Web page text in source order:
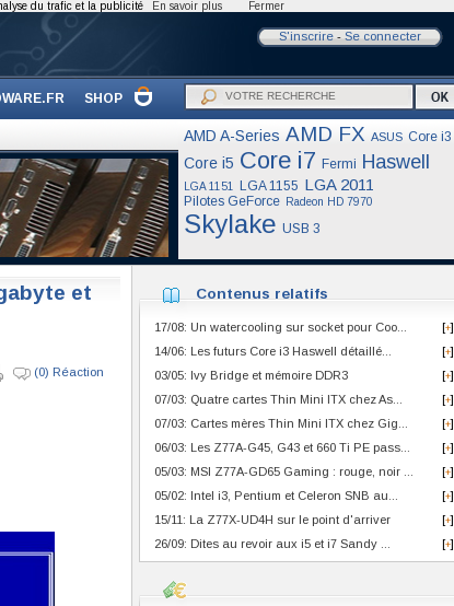
S'inscrire- Se connecter
SHOP
AMD A-Series AMD FX ASUS Core i3
Core i5 Core i7 Fermi Haswell
LGA 1151 LGA 1155 LGA 2011
Pilotes GeForce Radeon HD 7970
Skylake USB 3
et
(0) Réaction
Contenus relatifs
[+]
17/08: Un watercooling sur socket pour Coo...
[+]
14/06: Les futurs Core i3 Haswell détaillé...
[+]
03/05: Ivy Bridge et mémoire DDR3
[+]
07/03: Quatre cartes Thin Mini ITX chez As...
[+]
07/03: Cartes mères Thin Mini ITX chez Gig...
[+]
06/03: Les Z77A-G45, G43 et 660 Ti PE pass...
[+]
05/03: MSI Z77A-GD65 Gaming : rouge, noir ...
[+]
05/02: Intel i3, Pentium et Celeron SNB au...
[+]
15/11: La Z77X-UD4H sur le point d'arriver
[+]
26/09: Dites au revoir aux i5 et i7 Sandy ...
du trafic et la publicité En savoir plus Fermer